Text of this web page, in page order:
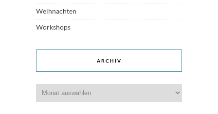
Weihnachten
Workshops
ARCHIV